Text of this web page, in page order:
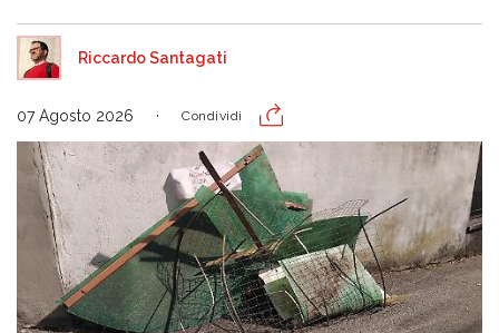
Riccardo Santagati
07 Agosto 2026 Condividi